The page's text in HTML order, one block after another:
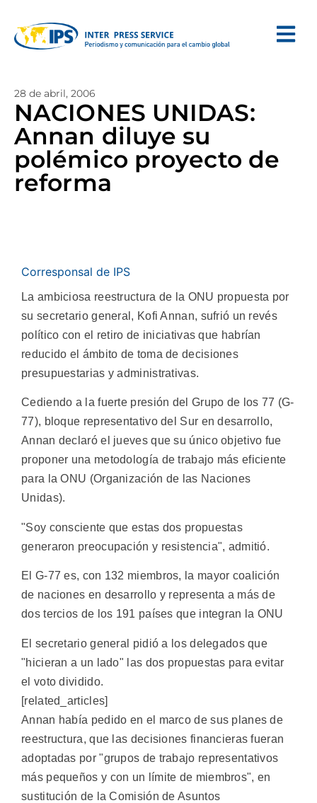
28 de abril, 2006
NACIONES UNIDAS:
Annan diluye su
polémico proyecto de
reforma
Corresponsal de IPS
La ambiciosa reestructura de la ONU propuesta por
su secretario general, Kofi Annan, sufrió un revés
político con el retiro de iniciativas que habrían
reducido el ámbito de toma de decisiones
presupuestarias y administrativas.
Cediendo a la fuerte presión del Grupo de los 77 (G-
77), bloque representativo del Sur en desarrollo,
Annan declaró el jueves que su único objetivo fue
proponer una metodología de trabajo más eficiente
para la ONU (Organización de las Naciones
Unidas).
"Soy consciente que estas dos propuestas
generaron preocupación y resistencia", admitió.
El G-77 es, con 132 miembros, la mayor coalición
de naciones en desarrollo y representa a más de
dos tercios de los 191 países que integran la ONU
El secretario general pidió a los delegados que
"hicieran a un lado" las dos propuestas para evitar
el voto dividido.
[related_articles]
Annan había pedido en el marco de sus planes de
reestructura, que las decisiones financieras fueran
adoptadas por "grupos de trabajo representativos
más pequeños y con un límite de miembros", en
sustitución de la Comisión de Asuntos